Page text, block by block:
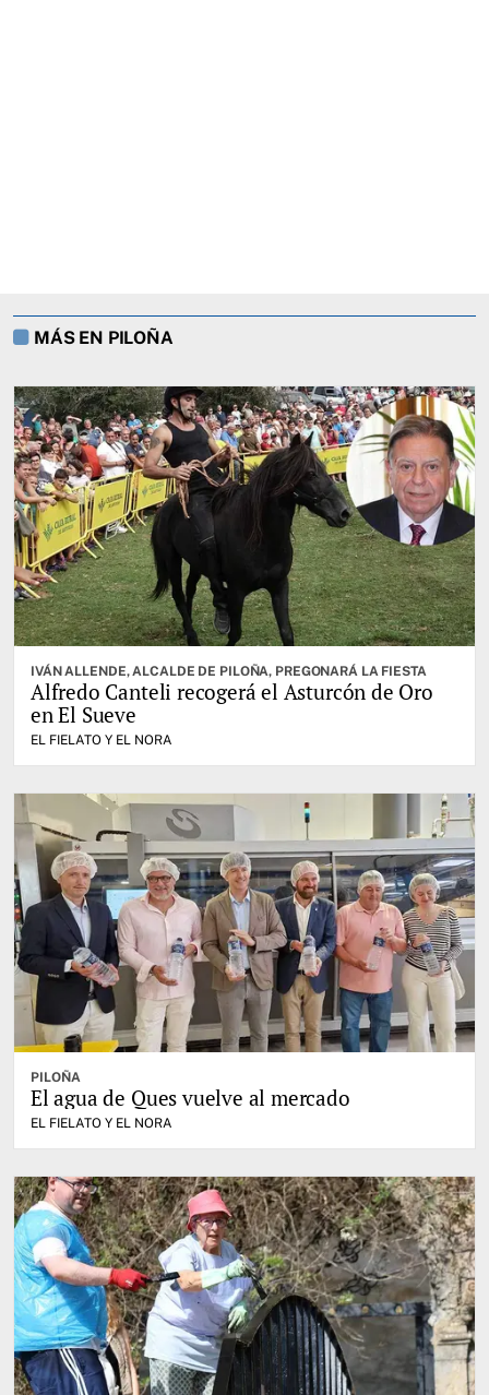
MÁS EN PILOÑA
IVÁN ALLENDE, ALCALDE DE PILOÑA, PREGONARÁ LA FIESTA
Alfredo Canteli recogerá el Asturcón de Oro
en El Sueve
EL FIELATO Y EL NORA
PILOÑA
El agua de Ques vuelve al mercado
EL FIELATO Y EL NORA